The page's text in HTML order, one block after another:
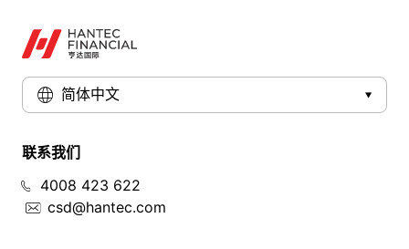
简体中文
联系我们
4008 423 622
csd@hantec.com